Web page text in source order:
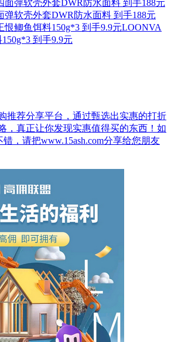
弹软壳外套DWR防水面料 到手188元
LOONVA
到手9.9元
推荐分享平台，通过甄选出实惠的打折
，真正让你发现实惠值得买的东西！如
，请把www.15ash.com分享给您朋友